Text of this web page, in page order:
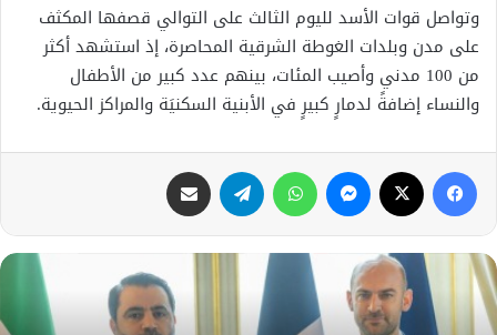
وتواصل قوات الأسد لليوم الثالث على التوالي قصفها المكثف
على مدن وبلدات الغوطة الشرقية المحاصرة، إذ استشهد أكثر
من 100 مدني وأصيب المئات، بينهم عدد كبير من الأطفال
والنساء إضافةً لدمارٍ كبيرٍ في الأبنية السكنيَة والمراكز الحيوية.
فيسبوك ماسنجر واتساب تيلقرام